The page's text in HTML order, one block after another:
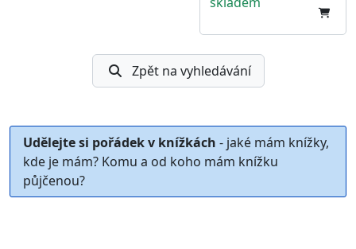
Zpět na vyhledávání
Udělejte si pořádek v knížkách - jaké mám knížky,
kde je mám? Komu a od koho mám knížku
půjčenou?